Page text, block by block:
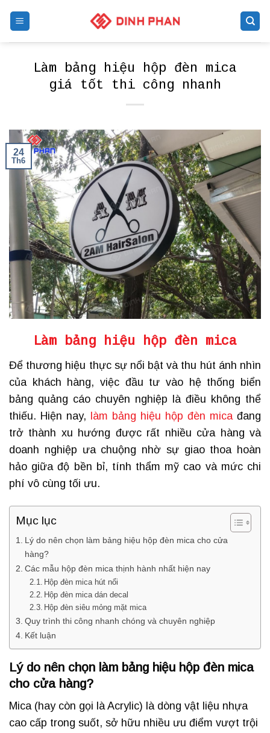
Làm bảng hiệu hộp đèn mica
giá tốt thi công nhanh
24
Th6
Làm bảng hiệu hộp đèn mica
Để thương hiệu thực sự nổi bật và thu hút ánh nhìn
của khách hàng, việc đầu tư vào hệ thống biển
bảng quảng cáo chuyên nghiệp là điều không thể
thiếu. Hiện nay, làm bảng hiệu hộp đèn mica đang
trở thành xu hướng được rất nhiều cửa hàng và
doanh nghiệp ưa chuộng nhờ sự giao thoa hoàn
hảo giữa độ bền bỉ, tính thẩm mỹ cao và mức chi
phí vô cùng tối ưu.
Mục lục
Lý do nên chọn làm bảng hiệu hộp đèn mica cho cửa
hàng?
Các mẫu hộp đèn mica thịnh hành nhất hiện nay
Hộp đèn mica hút nổi
Hộp đèn mica dán decal
Hộp đèn siêu mỏng mặt mica
Quy trình thi công nhanh chóng và chuyên nghiệp
Kết luận
Lý do nên chọn làm bảng hiệu hộp đèn mica
cho cửa hàng?
Mica (hay còn gọi là Acrylic) là dòng vật liệu nhựa
cao cấp trong suốt, sở hữu nhiều ưu điểm vượt trội